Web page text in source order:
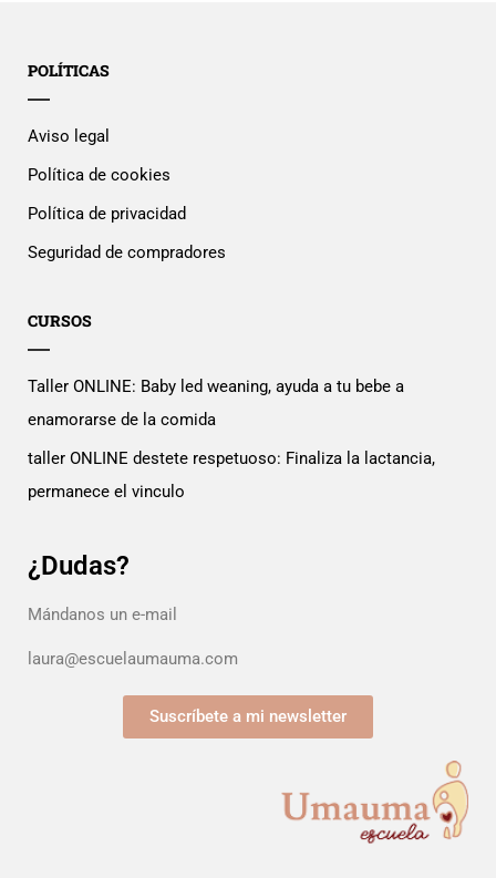
POLÍTICAS
Aviso legal
Política de cookies
Política de privacidad
Seguridad de compradores
CURSOS
Taller ONLINE: Baby led weaning, ayuda a tu bebe a
enamorarse de la comida
taller ONLINE destete respetuoso: Finaliza la lactancia,
permanece el vinculo
¿Dudas?
Mándanos un e-mail
laura@escuelaumauma.com
Suscríbete a mi newsletter